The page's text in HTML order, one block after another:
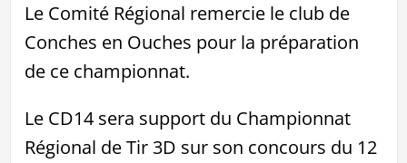
Le Comité Régional remercie le club de
Conches en Ouches pour la préparation
de ce championnat.
Le CD14 sera support du Championnat
Régional de Tir 3D sur son concours du 12